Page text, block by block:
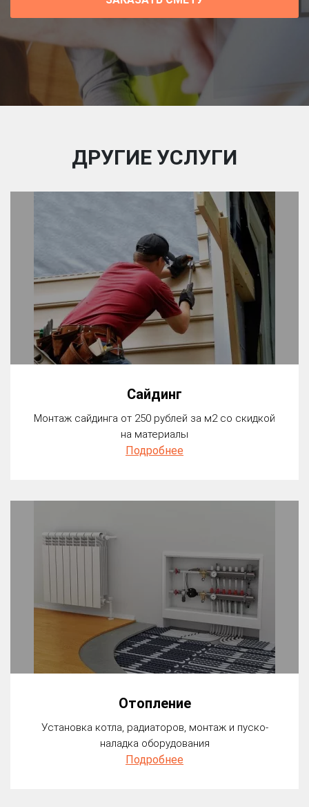
ДРУГИЕ УСЛУГИ
Сайдинг
Монтаж сайдинга от 250 рублей за м2 со скидкой
на материалы
Подробнее
Отопление
Установка котла, радиаторов, монтаж и пуско-
наладка оборудования
Подробнее